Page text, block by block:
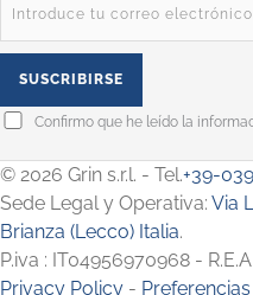
Confirmo que he leído la
© 2026 Grin s.r.l. - Tel.+39-
Sede Legal y Operativa: Via
Brianza (Lecco) Italia.
P.iva : IT04956970968 -
Privacy Policy -